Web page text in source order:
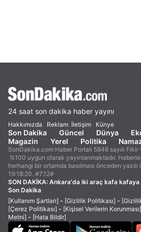
24 saat son dakika haber yayını
Hakkımızda Reklam İletişim Künye
Son Dakika Güncel Dünya
Magazin
Yerel Politika
SonDakika.com Haber Portalı 5846 sayılı
%100 uygun olarak yayınlanmaktadır.
herhangi bir ortamda basılması önceden
19:18:20. #7.12#
SON DAKİKA: Ankara'da iki araç kafa kafaya
Son Dakika
[Kullanım Şartları] - [Gizlilik Politikası] -
[Çerez Politikası] - [Kişisel Verilerin Korunması]
Metni] - [Hata Bildir]